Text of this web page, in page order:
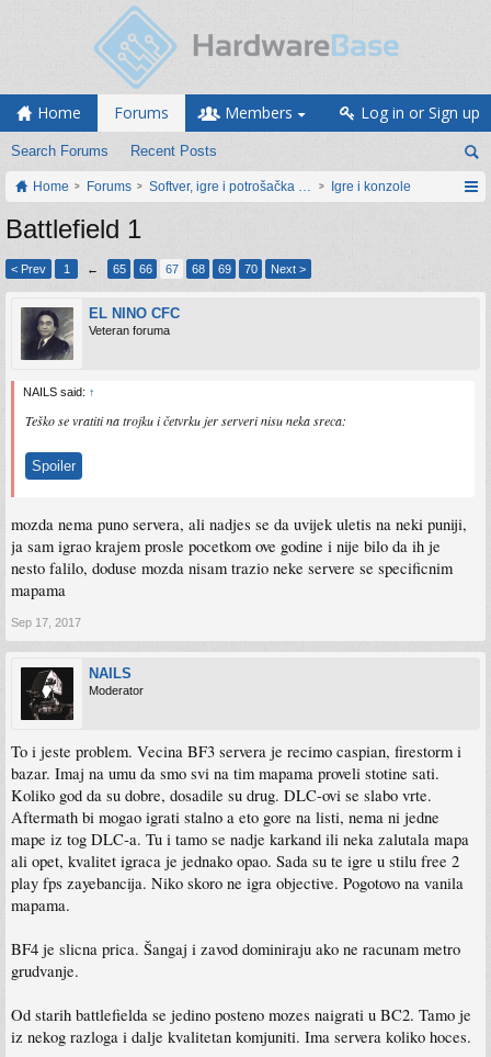
Home Forums
Search Forums Recent Posts
Members Log in or Sign up
Home Forums Softver, igre i potrošačka elektronikaIgre i konzole
Battlefield 1
< Prev 1 ← 65 66 67 68 69 70 Next >
EL NINO CFC
Veteran foruma
NAILS said: ↑
Teško se vratiti na trojku i četvrku jer serveri nisu neka sreca:
Spoiler
mozda nema puno servera, ali nadjes se da uvijek uletis na neki puniji,
ja sam igrao krajem prosle pocetkom ove godine i nije bilo da ih je
nesto falilo, doduse mozda nisam trazio neke servere se specificnim
mapama
Sep 17, 2017
NAILS
Moderator
To i jeste problem. Vecina BF3 servera je recimo caspian, firestorm i
bazar. Imaj na umu da smo svi na tim mapama proveli stotine sati.
Koliko god da su dobre, dosadile su drug. DLC-ovi se slabo vrte.
Aftermath bi mogao igrati stalno a eto gore na listi, nema ni jedne
mape iz tog DLC-a. Tu i tamo se nadje karkand ili neka zalutala mapa
ali opet, kvalitet igraca je jednako opao. Sada su te igre u stilu free 2
play fps zayebancija. Niko skoro ne igra objective. Pogotovo na vanila
mapama.
BF4 je slicna prica. Šangaj i zavod dominiraju ako ne racunam metro
grudvanje.
Od starih battlefielda se jedino posteno mozes naigrati u BC2. Tamo je
iz nekog razloga i dalje kvalitetan komjuniti. Ima servera koliko hoces.